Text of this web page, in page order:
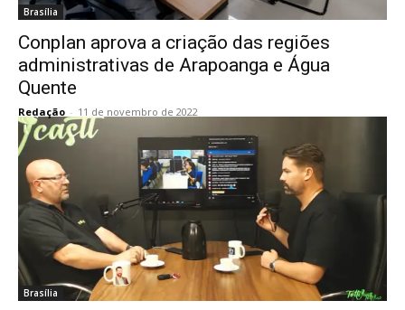
Brasília
Conplan aprova a criação das regiões
administrativas de Arapoanga e Água
Quente
Redação - 11 de novembro de 2022
Brasília